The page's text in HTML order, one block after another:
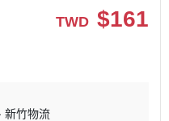
TWD $161
新竹物流